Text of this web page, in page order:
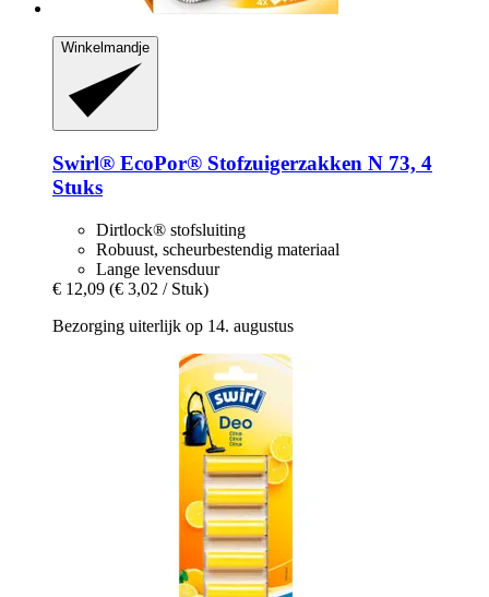
Winkelmandje
Swirl® EcoPor® Stofzuigerzakken N 73, 4
Stuks
Dirtlock® stofsluiting
Robuust, scheurbestendig materiaal
Lange levensduur
€ 12,09 (€ 3,02 / Stuk)
Bezorging uiterlijk op 14. augustus